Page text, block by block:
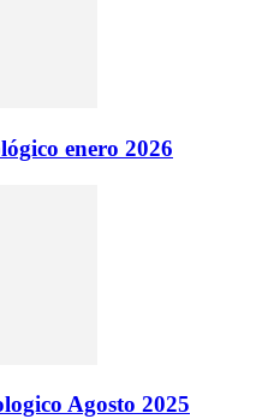
enero 2026
Agosto 2025